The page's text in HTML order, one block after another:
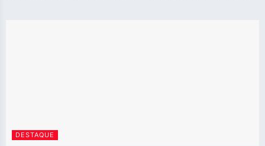
DESTAQUE